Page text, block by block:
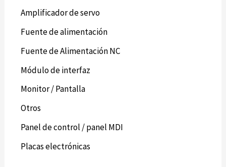
Amplificador de servo
Fuente de alimentación
Fuente de Alimentación NC
Módulo de interfaz
Monitor / Pantalla
Otros
Panel de control / panel MDI
Placas electrónicas